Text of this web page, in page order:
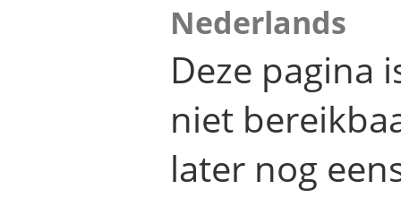
Nederlands
Deze pagina
niet
later nog